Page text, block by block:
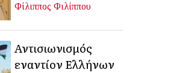
Φίλιππος Φιλίππου
Αντισιωνισμός
εναντίον Ελλήνων